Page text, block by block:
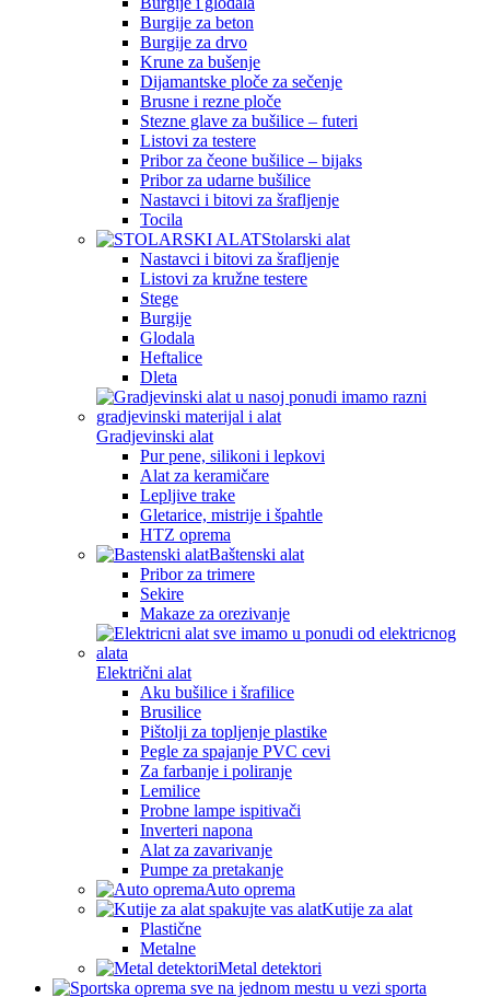
Burgije za beton
Burgije za drvo
Krune za bušenje
Dijamantske ploče za sečenje
Brusne i rezne ploče
Stezne glave za bušilice – futeri
Listovi za testere
Pribor za čeone bušilice – bijaks
Pribor za udarne bušilice
Nastavci i bitovi za šrafljenje
Tocila
Stolarski alat
Nastavci i bitovi za šrafljenje
Listovi za kružne testere
Stege
Burgije
Glodala
Heftalice
Dleta
Gradjevinski alat
Pur pene, silikoni i lepkovi
Alat za keramičare
Lepljive trake
Gletarice, mistrije i špahtle
HTZ oprema
Baštenski alat
Pribor za trimere
Sekire
Makaze za orezivanje
Električni alat
Aku bušilice i šrafilice
Brusilice
Pištolji za topljenje plastike
Pegle za spajanje PVC cevi
Za farbanje i poliranje
Lemilice
Probne lampe ispitivači
Inverteri napona
Alat za zavarivanje
Pumpe za pretakanje
Auto oprema
Kutije za alat
Plastične
Metalne
Metal detektori